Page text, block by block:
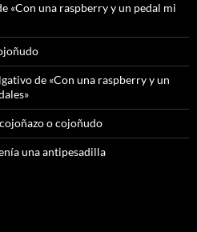
«Con una raspberry y un pedal mi
de «Con una raspberry y un
o cojoñudo
una antipesadilla